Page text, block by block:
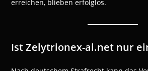
erreichen, blieben erfolglos.
Ist Zelytrionex-ai.net nur